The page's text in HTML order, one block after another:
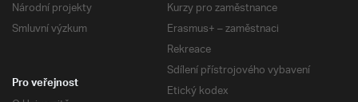
Národní projekty
Smluvní výzkum
Kurzy pro zaměstnance
Erasmus+ – zaměstnaci
Rekreace
Sdílení přístrojového vybavení
Etický kodex
Pro veřejnost